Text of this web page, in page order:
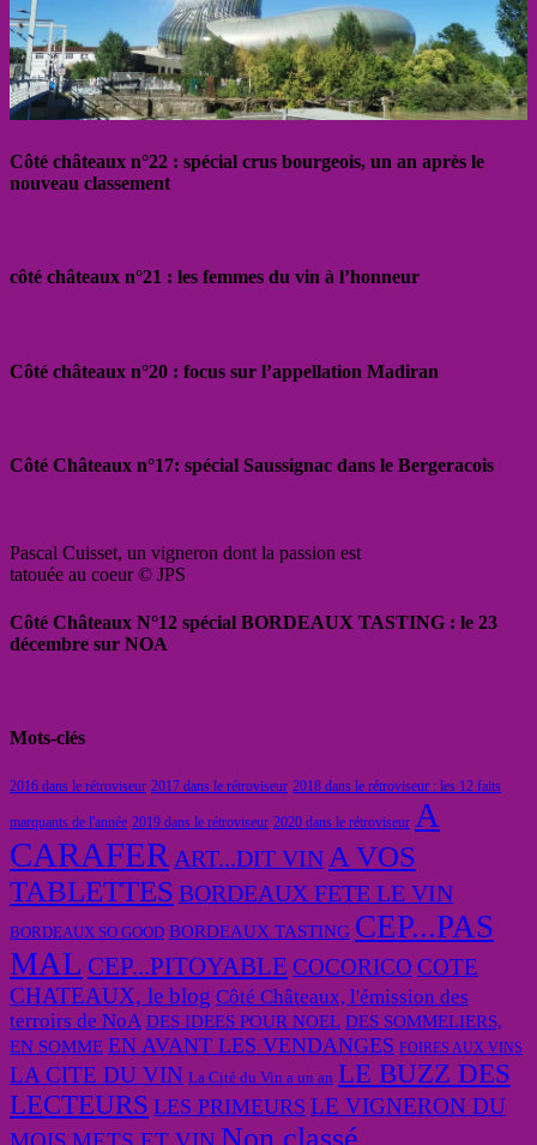
Côté châteaux n°22 : spécial crus bourgeois, un an après le
nouveau classement
côté châteaux n°21 : les femmes du vin à l’honneur
Côté châteaux n°20 : focus sur l’appellation Madiran
Côté Châteaux n°17: spécial Saussignac dans le Bergeracois
Pascal Cuisset, un vigneron dont la passion est
tatouée au coeur © JPS
Côté Châteaux N°12 spécial BORDEAUX TASTING : le 23
décembre sur NOA
Mots-clés
2016 dans le rétroviseur 2017 dans le rétroviseur 2018 dans le rétroviseur : les 12 faits
marquants de l'année 2019 dans le rétroviseur 2020 dans le rétroviseur A
CARAFERART...DIT VINA VOS
TABLETTES BORDEAUX FETE LE VIN
BORDEAUX SO GOOD BORDEAUX TASTING CEP...PAS
MAL CEP...PITOYABLE COCORICO COTE
CHATEAUX, le blog Côté Châteaux, l'émission des
terroirs de NoA DES IDEES POUR NOEL DES SOMMELIERS,
EN SOMME EN AVANT LES VENDANGES FOIRES AUX VINS
LA CITE DU VIN La Cité du Vin a un an LE BUZZ DES
LECTEURS LES PRIMEURS LE VIGNERON DU